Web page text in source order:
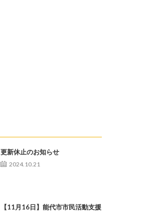
更新休止のお知らせ
2024.10.21
【11月16日】能代市市民活動支援